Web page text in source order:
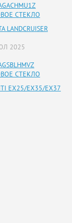
СТЕКЛО
LANDCRUISER
2025
СТЕКЛО
EX25/EX35/EX37